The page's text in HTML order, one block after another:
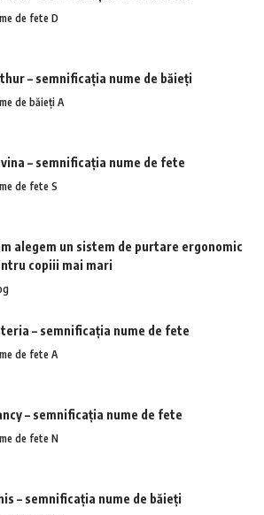
de fete D
– semnificația nume de băieți
de băieți A
– semnificația nume de fete
de fete S
alegem un sistem de purtare ergonomic
copiii mai mari
– semnificația nume de fete
de fete A
– semnificația nume de fete
de fete N
– semnificația nume de băieți